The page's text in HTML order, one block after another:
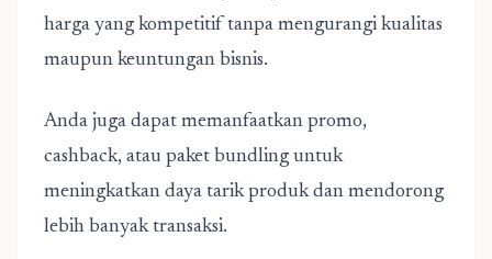
harga yang kompetitif tanpa mengurangi kualitas
maupun keuntungan bisnis.
Anda juga dapat memanfaatkan promo,
cashback, atau paket bundling untuk
meningkatkan daya tarik produk dan mendorong
lebih banyak transaksi.